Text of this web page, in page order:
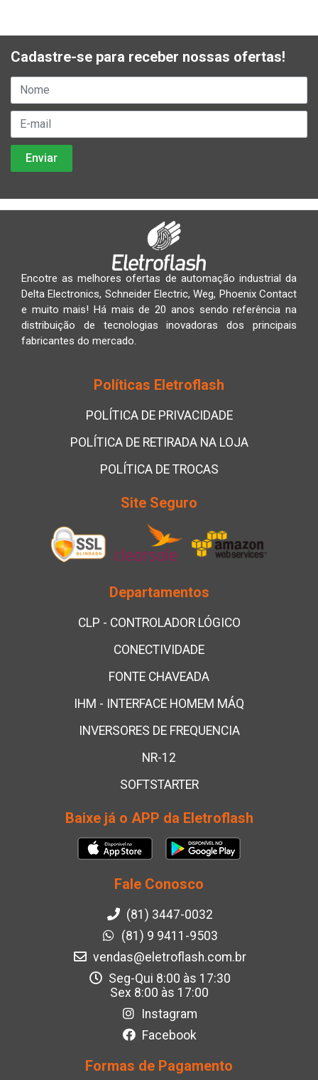
Cadastre-se para receber nossas ofertas!
Encotre as melhores ofertas de automação industrial da
Delta Electronics, Schneider Electric, Weg, Phoenix Contact
e muito mais! Há mais de 20 anos sendo referência na
distribuição de tecnologias inovadoras dos principais
fabricantes do mercado.
Políticas Eletroflash
POLÍTICA DE PRIVACIDADE
POLÍTICA DE RETIRADA NA LOJA
POLÍTICA DE TROCAS
Site Seguro
Departamentos
CLP - CONTROLADOR LÓGICO
CONECTIVIDADE
FONTE CHAVEADA
IHM - INTERFACE HOMEM MÁQ
INVERSORES DE FREQUENCIA
NR-12
SOFTSTARTER
Baixe já o APP da Eletroflash
Fale Conosco
(81) 3447-0032
(81) 9 9411-9503
vendas@eletroflash.com.br
Seg-Qui 8:00 às 17:30
Sex 8:00 às 17:00
Instagram
Facebook
Formas de Pagamento